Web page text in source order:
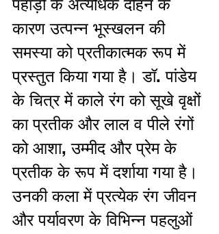
पहाड़ों के अत्यधिक दोहन के
कारण उत्पन्न भूस्खलन की
समस्या को प्रतीकात्मक रूप में
प्रस्तुत किया गया है। डॉ. पांडेय
के चित्र में काले रंग को सूखे वृक्षों
का प्रतीक और लाल व पीले रंगों
को आशा, उम्मीद और प्रेम के
प्रतीक के रूप में दर्शाया गया है।
उनकी कला में प्रत्येक रंग जीवन
और पर्यावरण के विभिन्न पहलुओं